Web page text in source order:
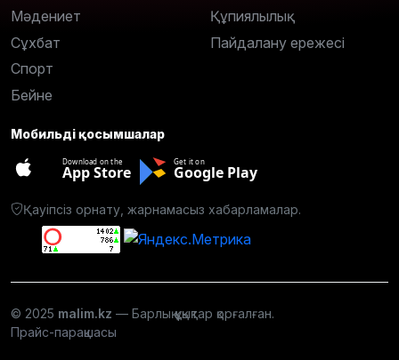
Мәдениет
Сұхбат
Спорт
Бейне
Құпиялылық
Пайдалану ережесі
Мобильді қосымшалар
Download on the
App Store
Get it on
Google Play
Қауіпсіз орнату, жарнамасыз хабарламалар.
© 2025 malim.kz — Барлық құқықтар қорғалған.
Прайс-парақшасы